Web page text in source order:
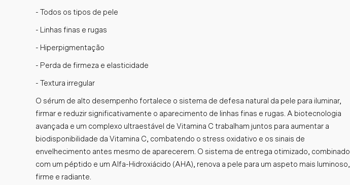
- Todos os tipos de pele
- Linhas finas e rugas
- Hiperpigmentação
- Perda de firmeza e elasticidade
- Textura irregular
O sérum de alto desempenho fortalece o sistema de defesa natural da pele para iluminar,
firmar e reduzir significativamente o aparecimento de linhas finas e rugas. A biotecnologia
avançada e um complexo ultraestável de Vitamina C trabalham juntos para aumentar a
biodisponibilidade da Vitamina C, combatendo o stress oxidativo e os sinais de
envelhecimento antes mesmo de aparecerem. O sistema de entrega otimizado, combinado
com um péptido e um Alfa-Hidroxiácido (AHA), renova a pele para um aspeto mais luminoso,
firme e radiante.